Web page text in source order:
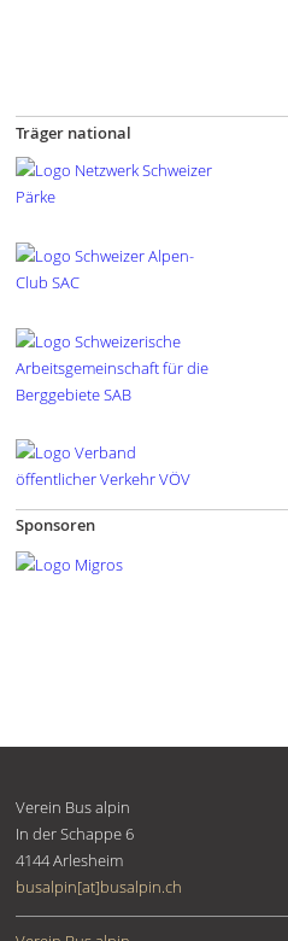
Träger national
Sponsoren
Verein Bus alpin
In der Schappe 6
4144Arlesheim
busalpin[at]busalpin.ch